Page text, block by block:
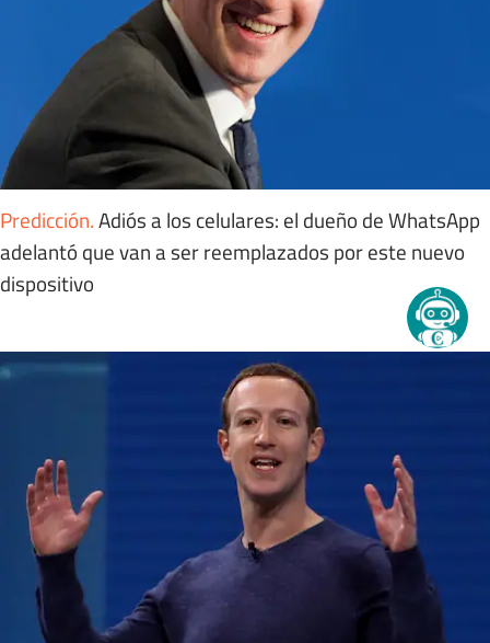
Predicción.Adiós a los celulares: el dueño de WhatsApp
adelantó que van a ser reemplazados por este nuevo
dispositivo